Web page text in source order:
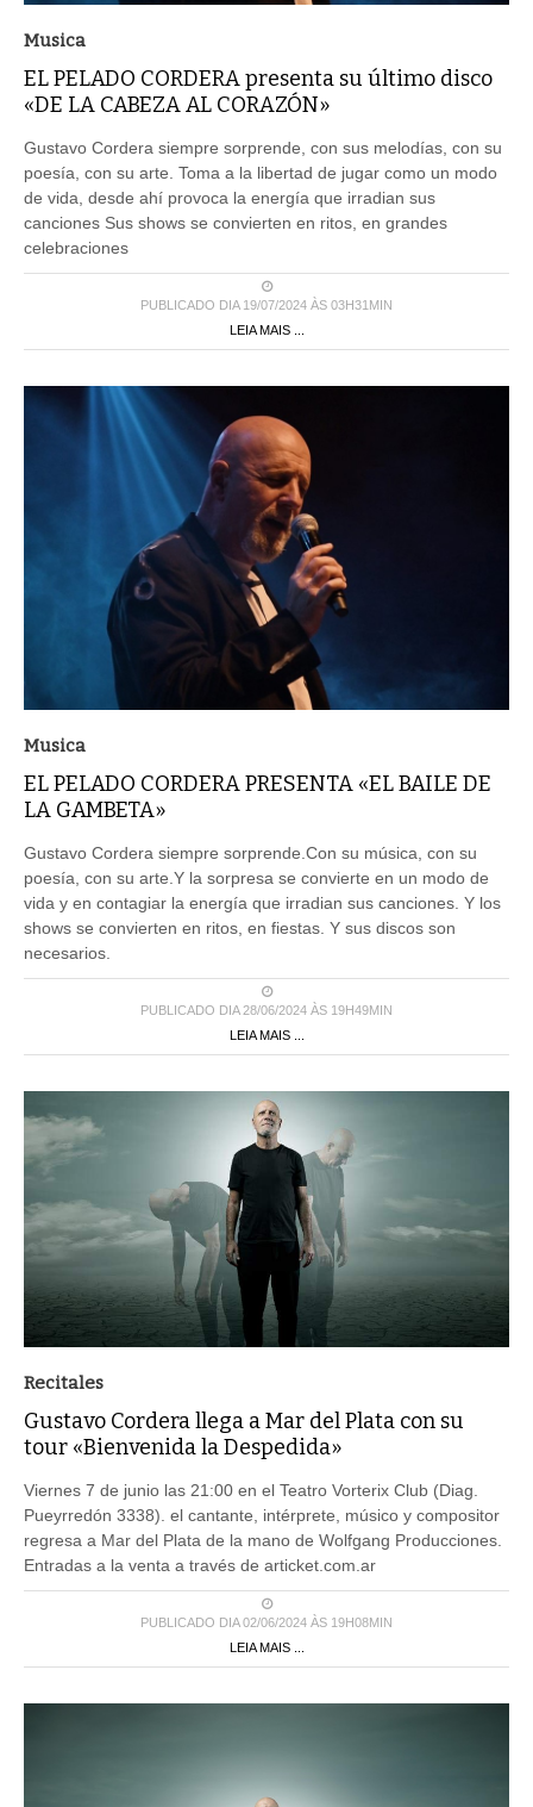
Musica
EL PELADO CORDERA presenta su último disco
«DE LA CABEZA AL CORAZÓN»
Gustavo Cordera siempre sorprende, con sus melodías, con su
poesía, con su arte. Toma a la libertad de jugar como un modo
de vida, desde ahí provoca la energía que irradian sus
canciones Sus shows se convierten en ritos, en grandes
celebraciones
PUBLICADO DIA 19/07/2024 ÀS 03H31MIN
LEIA MAIS ...
Musica
EL PELADO CORDERA PRESENTA «EL BAILE DE
LA GAMBETA»
Gustavo Cordera siempre sorprende.Con su música, con su
poesía, con su arte.Y la sorpresa se convierte en un modo de
vida y en contagiar la energía que irradian sus canciones. Y los
shows se convierten en ritos, en fiestas. Y sus discos son
necesarios.
PUBLICADO DIA 28/06/2024 ÀS 19H49MIN
LEIA MAIS ...
Recitales
Gustavo Cordera llega a Mar del Plata con su
tour «Bienvenida la Despedida»
Viernes 7 de junio las 21:00 en el Teatro Vorterix Club (Diag.
Pueyrredón 3338). el cantante, intérprete, músico y compositor
regresa a Mar del Plata de la mano de Wolfgang Producciones.
Entradas a la venta a través de articket.com.ar
PUBLICADO DIA 02/06/2024 ÀS 19H08MIN
LEIA MAIS ...